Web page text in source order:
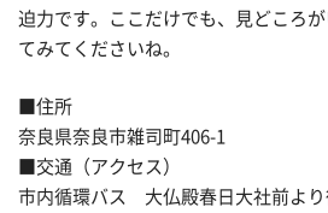
迫力です。ここだけでも、見どころ
てみてくださいね。
■住所
奈良県奈良市雑司町406-1
■交通（アクセス）
市内循環バス 大仏殿春日大社前より